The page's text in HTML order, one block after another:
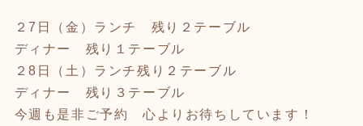
２7日（金）ランチ 残り２テーブル
ディナー 残り１テーブル
２8日（土）ランチ残り２テーブル
ディナー 残り３テーブル
今週も是非ご予約 心よりお待ちしています！